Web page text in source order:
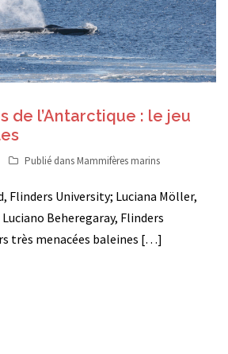
de l’Antarctique : le jeu
Publié dans Mammifères marins
Flinders University; Luciana Möller,
Beheregaray, Flinders
très menacées baleines […]